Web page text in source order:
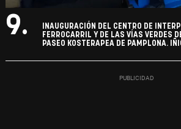
9.
INAUGURACIÓN DEL CENTRO DE
FERROCARRIL Y DE LAS VÍAS VERDES
PASEO KOSTERAPEA DE PAMPLONA.